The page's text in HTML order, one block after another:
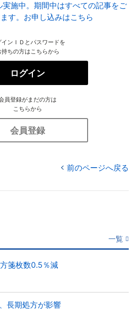
施中。期間中はすべての記事をご
す。お申し込みはこちら
インＩＤとパスワードを
持ちの方はこちらから
ログイン
員登録がまだの方は
こちらから
会員登録
前のページへ戻る
一覧
箋枚数0.5％減
長期処方が影響